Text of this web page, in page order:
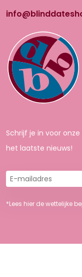
Schrijf je in voor
het laatste nieuws!
E-
mailadres
*Lees hier de wettelijke